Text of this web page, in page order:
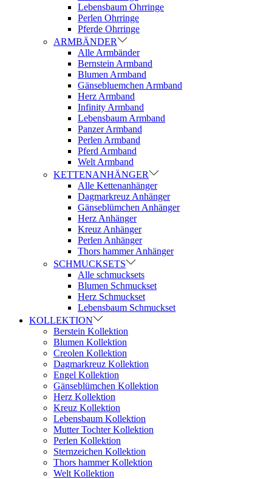
Lebensbaum Ohrringe
Perlen Ohrringe
Pferde Ohrringe
ARMBÄNDER
Alle Armbänder
Bernstein Armband
Blumen Armband
Gänsebluemchen Armband
Herz Armband
Infinity Armband
Lebensbaum Armband
Panzer Armband
Perlen Armband
Pferd Armband
Welt Armband
KETTENANHÄNGER
Alle Kettenanhänger
Dagmarkreuz Anhänger
Gänseblümchen Anhänger
Herz Anhänger
Kreuz Anhänger
Perlen Anhänger
Thors hammer Anhänger
SCHMUCKSETS
Alle schmucksets
Blumen Schmuckset
Herz Schmuckset
Lebensbaum Schmuckset
KOLLEKTION
Berstein Kollektion
Blumen Kollektion
Creolen Kollektion
Dagmarkreuz Kollektion
Engel Kollektion
Gänseblümchen Kollektion
Herz Kollektion
Kreuz Kollektion
Lebensbaum Kollektion
Mutter Tochter Kollektion
Perlen Kollektion
Sternzeichen Kollektion
Thors hammer Kollektion
Welt Kollektion